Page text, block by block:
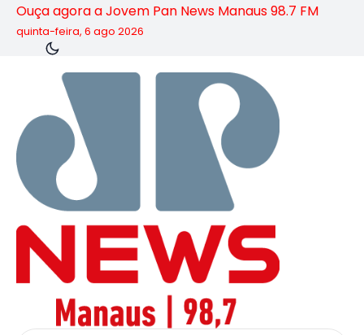
Ouça agora a Jovem Pan News Manaus 98.7 FM
quinta-feira, 6 ago 2026